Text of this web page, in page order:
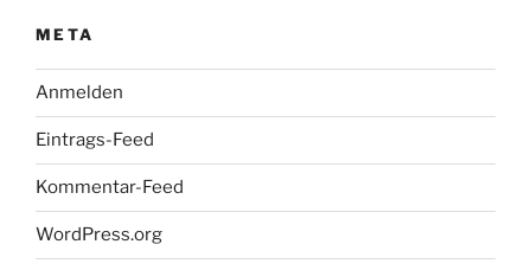
META
Anmelden
Eintrags-Feed
Kommentar-Feed
WordPress.org